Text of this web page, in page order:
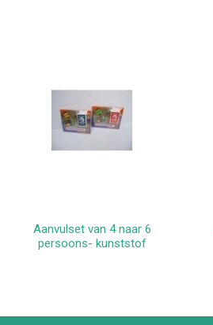
In winkelwagen
Aanvulset van 4 naar 6
persoons- kunststof